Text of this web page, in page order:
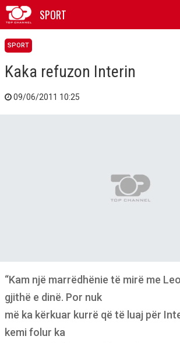
SPORT
SPORT
Kaka refuzon Interin
09/06/2011 10:25
“Kam një marrëdhënie të mirë me
gjithë e dinë. Por nuk
më ka kërkuar kurrë që të luaj për
kemi folur ka